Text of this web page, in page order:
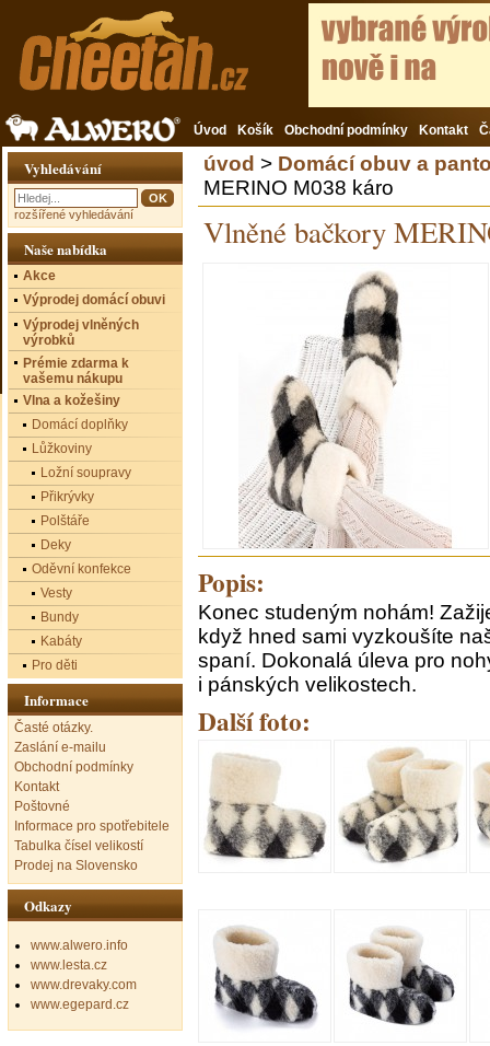
Úvod Košík Obchodní podmínky Kontakt
úvod > Domácí obuv a
MERINO M038 káro
Vlněné bačkory
Popis:
Konec studeným nohám!
když hned sami vyzkoušíte
spaní. Dokonalá úleva pro
i pánských velikostech.
Další foto:
Vyhledávání
rozšířené vyhledávání
Naše nabídka
Akce
Výprodej domácí obuvi
Výprodej vlněných
výrobků
Prémie zdarma k
vašemu nákupu
Vlna a kožešiny
Domácí doplňky
Lůžkoviny
Ložní soupravy
Přikrývky
Polštáře
Deky
Oděvní konfekce
Vesty
Bundy
Kabáty
Pro děti
Informace
Časté otázky.
Zaslání e-mailu
Obchodní podmínky
Kontakt
Poštovné
Informace pro spotřebitele
Tabulka čísel velikostí
Prodej na Slovensko
Odkazy
www.alwero.info
www.lesta.cz
www.drevaky.com
www.egepard.cz